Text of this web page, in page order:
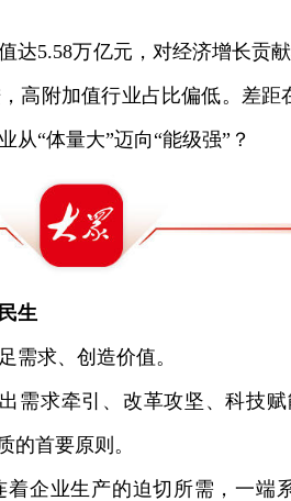
5.58万亿元，对经济增长贡献
高附加值行业占比偏低。差距
从“体量大”迈向“能级强”？
生
求、创造价值。
求牵引、改革攻坚、科技赋
的首要原则。
企业生产的迫切所需，一端